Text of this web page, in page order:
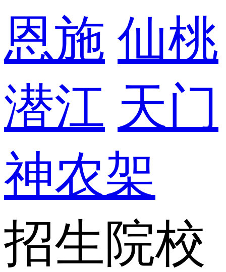
恩施 仙桃
潜江 天门
神农架
招生院校